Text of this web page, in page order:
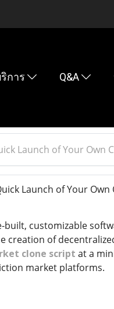
การ Q&A
Launch of Your Own
Launch of Your
built, customizable
creation of
clone script at a
market platforms.